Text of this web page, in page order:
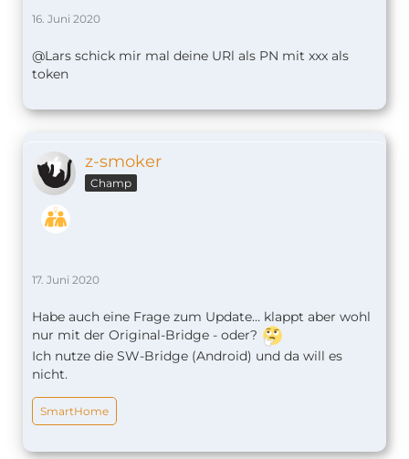
16. Juni 2020
@Lars schick mir mal deine URl als PN mit xxx als
token
z-smoker
Champ
17. Juni 2020
Habe auch eine Frage zum Update… klappt aber wohl
nur mit der Original-Bridge - oder?
Ich nutze die SW-Bridge (Android) und da will es
nicht.
SmartHome